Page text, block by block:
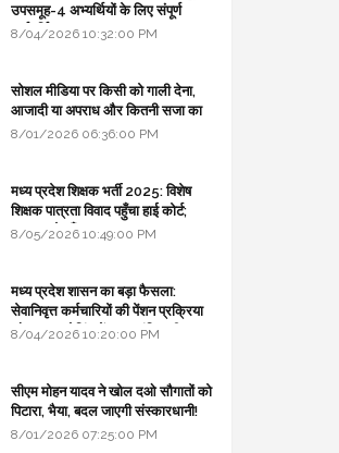
उपसमूह-4 अभ्यर्थियों के लिए संपूर्ण
मार्गदर्शिका
8/04/2026 10:32:00 PM
सोशल मीडिया पर किसी को गाली देना,
आजादी या अपराध और कितनी सजा का
प्रावधान - free legal advice
8/01/2026 06:36:00 PM
मध्य प्रदेश शिक्षक भर्ती 2025: विशेष
शिक्षक पात्रता विवाद पहुँचा हाई कोर्ट;
सरकार से माँगा जवाब
8/05/2026 10:49:00 PM
मध्य प्रदेश शासन का बड़ा फैसला:
सेवानिवृत्त कर्मचारियों की पेंशन प्रक्रिया
और बजट कोडिंग में हुए क्रांतिकारी
8/04/2026 10:20:00 PM
सीएम मोहन यादव ने खोल दओ सौगातों को
पिटारा, भैया, बदल जाएगी संस्कारधानी!
8/01/2026 07:25:00 PM